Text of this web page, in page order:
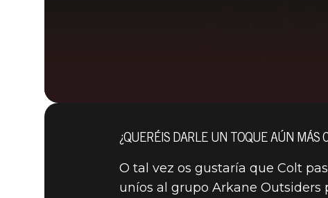
¿QUERÉIS DARLE UN TOQUE AÚN MÁS
O tal vez os gustaría que Colt
uníos al grupo Arkane Outsiders